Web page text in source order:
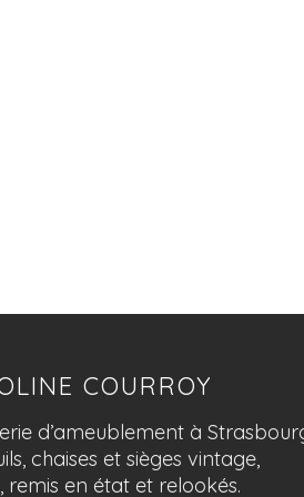
COURROY
d’ameublement à
chaises et sièges vintage,
remis en état et relookés.